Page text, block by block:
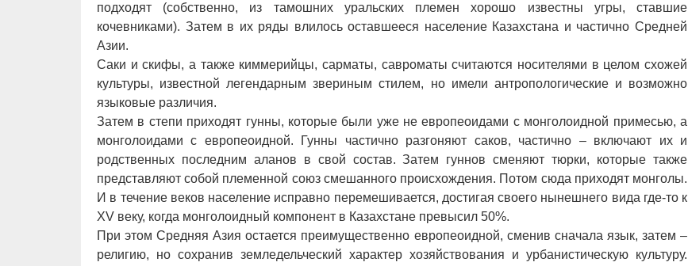
подходят (собственно, из тамошних уральских племен хорошо известны угры, ставшие
кочевниками). Затем в их ряды влилось оставшееся население Казахстана и частично Средней
Азии.
Саки и скифы, а также киммерийцы, сарматы, савроматы считаются носителями в целом схожей
культуры, известной легендарным звериным стилем, но имели антропологические и возможно
языковые различия.
Затем в степи приходят гунны, которые были уже не европеоидами с монголоидной примесью, а
монголоидами с европеоидной. Гунны частично разгоняют саков, частично – включают их и
родственных последним аланов в свой состав. Затем гуннов сменяют тюрки, которые также
представляют собой племенной союз смешанного происхождения. Потом сюда приходят монголы.
И в течение веков население исправно перемешивается, достигая своего нынешнего вида где-то к
XV веку, когда монголоидный компонент в Казахстане превысил 50%.
При этом Средняя Азия остается преимущественно европеоидной, сменив сначала язык, затем –
религию, но сохранив земледельческий характер хозяйствования и урбанистическую культуру.